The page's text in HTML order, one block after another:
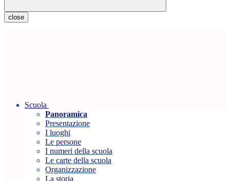
close
Scuola
Panoramica
Presentazione
I luoghi
Le persone
I numeri della scuola
Le carte della scuola
Organizzazione
La storia